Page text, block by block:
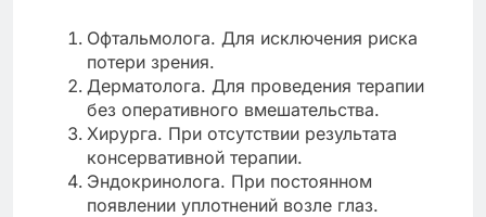
Офтальмолога. Для исключения риска
потери зрения.
Дерматолога. Для проведения терапии
без оперативного вмешательства.
Хирурга. При отсутствии результата
консервативной терапии.
Эндокринолога. При постоянном
появлении уплотнений возле глаз.